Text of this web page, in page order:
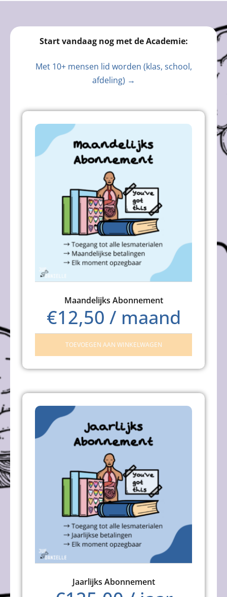
Start vandaag nog met de Academie:
Met 10+ mensen lid worden (klas, school,
afdeling) →
Maandelijks Abonnement
€12,50 / maand
TOEVOEGEN AAN WINKELWAGEN
Jaarlijks Abonnement